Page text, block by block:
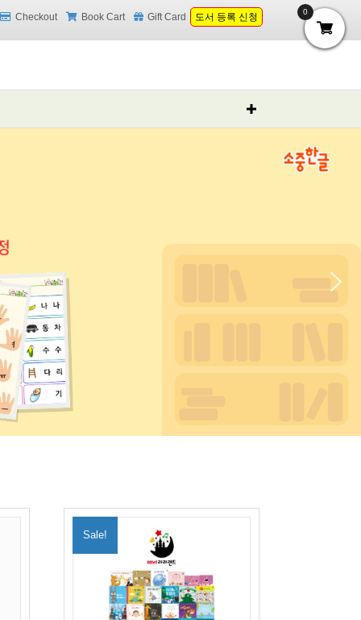
Checkout Book Cart Gift Card 도서 등록 신청
Sale!
0